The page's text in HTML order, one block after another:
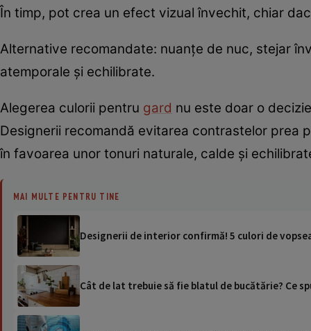
În timp, pot crea un efect vizual învechit, chiar
Alternative recomandate: nuanțe de nuc, stejar
atemporale și echilibrate.
Alegerea culorii pentru gard nu este doar o
Designerii recomandă evitarea contrastelor prea
în favoarea unor tonuri naturale, calde și
MAI MULTE PENTRU TINE
Designerii de interior confirmă! 5 culori de
Cât de lat trebuie să fie blatul de bucătărie? Ce